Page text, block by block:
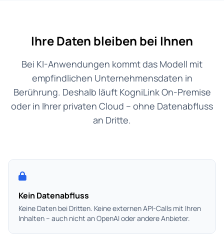
Ihre Daten bleiben bei Ihnen
Bei KI-Anwendungen kommt das Modell mit
empfindlichen Unternehmensdaten in
Berührung. Deshalb läuft KogniLink On-Premise
oder in Ihrer privaten Cloud – ohne Datenabfluss
an Dritte.
Kein Datenabfluss
Keine Daten bei Dritten. Keine externen API-Calls mit Ihren
Inhalten – auch nicht an OpenAI oder andere Anbieter.